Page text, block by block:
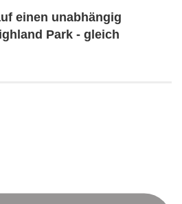
einen unabhängig
Park - gleich